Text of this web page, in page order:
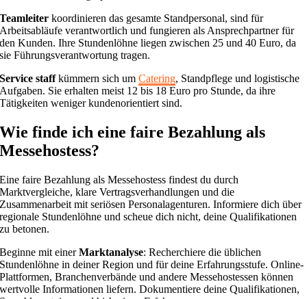
Teamleiter koordinieren das gesamte Standpersonal, sind für
Arbeitsabläufe verantwortlich und fungieren als Ansprechpartner für
den Kunden. Ihre Stundenlöhne liegen zwischen 25 und 40 Euro, da
sie Führungsverantwortung tragen.
Service staffkümmern sich umCatering, Standpflege und logistische
Aufgaben. Sie erhalten meist 12 bis 18 Euro pro Stunde, da ihre
Tätigkeiten weniger kundenorientiert sind.
Wie finde ich eine faire Bezahlung als
Messehostess?
Eine faire Bezahlung als Messehostess findest du durch
Marktvergleiche, klare Vertragsverhandlungen und die
Zusammenarbeit mit seriösen Personalagenturen. Informiere dich über
regionale Stundenlöhne und scheue dich nicht, deine Qualifikationen
zu betonen.
Beginne mit einerMarktanalyse: Recherchiere die üblichen
Stundenlöhne in deiner Region und für deine Erfahrungsstufe. Online-
Plattformen, Branchenverbände und andere Messehostessen können
wertvolle Informationen liefern. Dokumentiere deine Qualifikationen,